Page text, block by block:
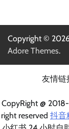
Copyright ©
Adore Themes.
友情链
CopyRight @
right reserved 抖音